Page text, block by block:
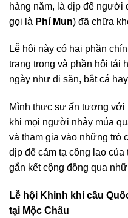
hàng năm, là dịp để người
gọi là Phí Mun) đã chữa
Lễ hội này có hai phần
trang trọng và phần hội tái
ngày như đi săn, bắt cá
Mình thực sự ấn tượng
khi mọi người nhảy múa
và tham gia vào những trò
dịp để cảm tạ công lao
gắn kết cộng đồng qua
Lễ hội Khinh khí cầu
tại Mộc Châu